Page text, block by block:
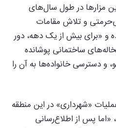
مزارها در طول سال‌های
و تلاش مقامات
و «برای بیش از یک دهه، دور
ساختمانی پوشانده
و دسترسی خانواده‌ها به آن را
«شهرداری» در این منطقه
شده بود، «اما پس از اطلاع‌رسانی